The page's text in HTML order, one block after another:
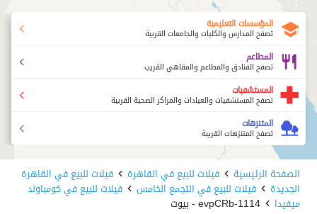
المؤسسات التعليمية
تصفح المدارس والكليات والجامعات القريبة
المطاعم
تصفح الفنادق والمطاعم والمقاهي القريب
المستشفيات
تصفح المستشفيات والعيادات والمراكز الصحية القريبة
المتنزهات
تصفح المتنزهات القريبة
الصفحة الرئيسية فيلات للبيع في القاهرة فيلات للبيع في القاهرة
الجديدة فيلات للبيع في التجمع الخامس فيلات للبيع في كومباوند
ميفيدا 1114-evpCRb - بيوت